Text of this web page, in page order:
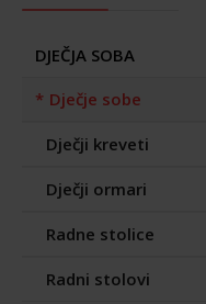
DJEČJA SOBA
Dječje sobe
Dječji kreveti
Dječji ormari
Radne stolice
Radni stolovi